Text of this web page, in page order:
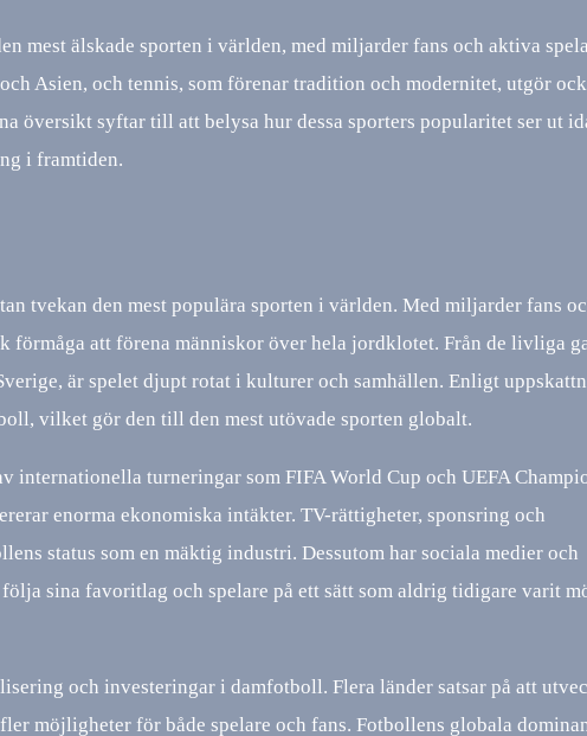
mest älskade sporten i världen, med miljarder fans och aktiva
Asien, och tennis, som förenar tradition och modernitet, utgör
översikt syftar till att belysa hur dessa sporters popularitet ser ut
i framtiden.
tvekan den mest populära sporten i världen. Med miljarder fans
förmåga att förena människor över hela jordklotet. Från de livliga
är spelet djupt rotat i kulturer och samhällen. Enligt
vilket gör den till den mest utövade sporten globalt.
internationella turneringar som FIFA World Cup och UEFA
enorma ekonomiska intäkter. TV-rättigheter, sponsring och
status som en mäktig industri. Dessutom har sociala medier och
sina favoritlag och spelare på ett sätt som aldrig tidigare varit
och investeringar i damfotboll. Flera länder satsar på att
möjligheter för både spelare och fans. Fotbollens globala